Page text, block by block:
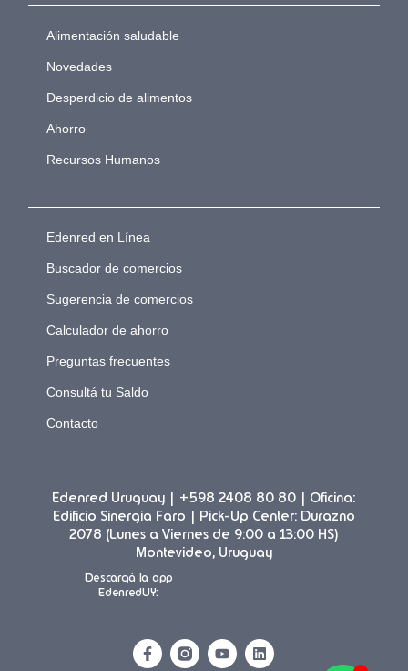
Alimentación saludable
Novedades
Desperdicio de alimentos
Ahorro
Recursos Humanos
Edenred en Línea
Buscador de comercios
Sugerencia de comercios
Calculador de ahorro
Preguntas frecuentes
Consultá tu Saldo
Contacto
Edenred Uruguay | +598 2408 80 80 | Oficina:
Edificio Sinergia Faro | Pick-Up Center: Durazno
2078 (Lunes a Viernes de 9:00 a 13:00 HS)
Montevideo, Uruguay
Descargá la app
EdenredUY: